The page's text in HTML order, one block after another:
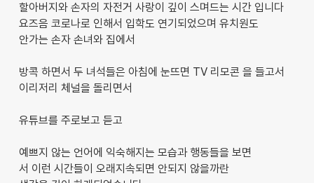
할아버지와 손자의 자전거 사랑이 깊이 스며드는 시간 입니다
요즈음 코로나로 인해서 입학도 연기되었으며 유치원도
안가는 손자 손녀와 집에서
방콕 하면서 두 녀석들은 아침에 눈뜨면 TV 리모콘 을 들고서
이리저리 체널을 돌리면서
유튜브를 주로보고 듣고
예쁘지 않는 언어에 익숙해지는 모습과 행동들을 보면
서 이런 시간들이 오래지속되면 안되지 않을까란